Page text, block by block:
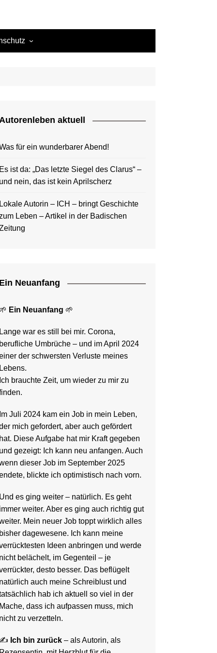
Nando
Amaury
aktuell
für ein wunderbarer Abend!
Es ist da: „Das letzte Siegel des Clarus“ –
und nein, das ist kein Aprilscherz
Lokale Autorin – ICH – bringt Geschichte
Leben – Artikel in der Badischen
Ein Neuanfang
🌱 Ein Neuanfang 🌱
Lange war es still bei mir. Corona,
berufliche Umbrüche – und im April 2024
der schwersten Verluste meines
Lebens.
Ich brauchte Zeit, um wieder zu mir zu
Im Juli 2024 kam ein Job in mein Leben,
mich gefordert, aber auch gefördert
hat. Diese Aufgabe hat mir Kraft gegeben
und gezeigt: Ich kann neu anfangen. Auch
dieser Job im September 2025
blickte ich optimistisch nach vorn.
Und es ging weiter – natürlich. Es geht
immer weiter. Aber es ging auch richtig gut
Mein neuer Job toppt wirklich alles
bisher dagewesene. Ich kann meine
Ideen anbringen und werde
nicht belächelt, im Gegenteil – je
desto besser. Das beflügelt
natürlich auch meine Schreiblust und
hab ich aktuell so viel in der
Mache, dass ich aufpassen muss, mich
nicht zu verzetteln.
✍️ Ich bin zurück– als Autorin, als